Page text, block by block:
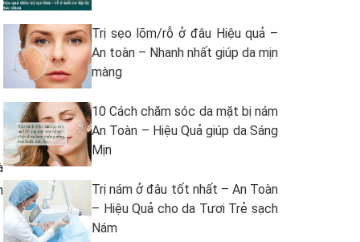
Trị sẹo lõm/rỗ ở đâu Hiệu quả –
An toàn – Nhanh nhất giúp da mịn
màng
10 Cách chăm sóc da mặt bị nám
An Toàn – Hiệu Quả giúp da Sáng
Mịn
Trị nám ở đâu tốt nhất – An Toàn
– Hiệu Quả cho da Tươi Trẻ sạch
Nám